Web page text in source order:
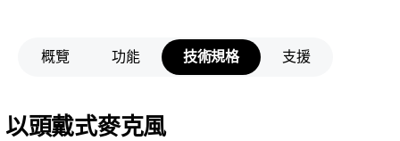
概覽 功能 技術規格 支援
以頭戴式麥克風